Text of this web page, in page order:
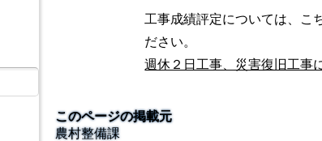
工事成績評定については、こ
ださい。
週休２日工事、災害復旧工事
このページの掲載元
農村整備課